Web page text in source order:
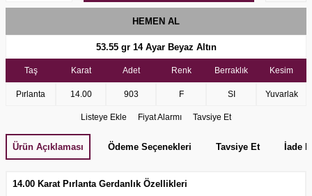
HEMEN AL
53.55 gr 14 Ayar Beyaz Altın
Taş
Pırlanta
Karat
14.00
Adet
903
Renk
F
Berraklık
SI
Kesim
Yuvarlak
Listeye Ekle Fiyat Alarmı Tavsiye Et
Ürün Açıklaması Ödeme Seçenekleri Tavsiye Et İade
14.00 Karat Pırlanta Gerdanlık Özellikleri